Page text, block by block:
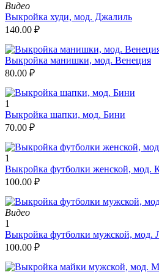
Видео
Выкройка худи, мод. Джалиль
140.00 ₽
Выкройка манишки, мод. Венеция
80.00 ₽
1
Выкройка шапки, мод. Бини
70.00 ₽
1
Выкройка футболки женской, мод.
100.00 ₽
Видео
1
Выкройка футболки мужской, мод.
100.00 ₽